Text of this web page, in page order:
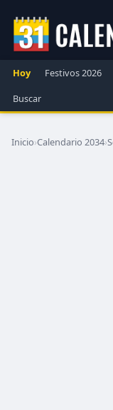
Hoy Festivos 2026
Buscar
Inicio›Calendario 2034›